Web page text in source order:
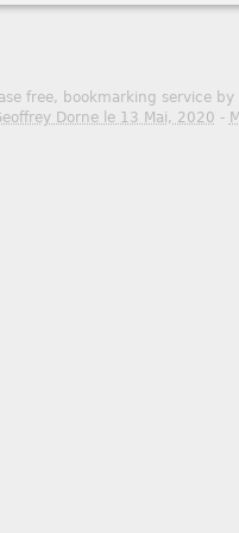
free, bookmarking service
Dorne le 13 Mai, 2020 -